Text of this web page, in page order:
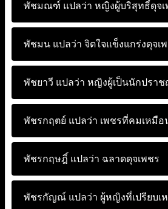
พัชมณฑ์ แปลว่า หญิงผู้บริสุทธิ์ดุจเ
พัชมน แปลว่า จิตใจแข็งแกร่งดุจเ
พัชยาวี แปลว่า หญิงผู้เป็นนักปรา
พัชรกฤตย์ แปลว่า เพชรที่คมเหมือ
พัชรกฤษฎิ์ แปลว่า ฉลาดดุจเพชร
พัชรกัญณ์ แปลว่า ผู้หญิงที่เปรียบเ